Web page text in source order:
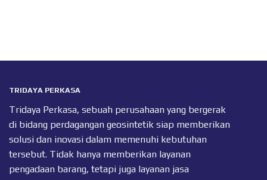
TRIDAYA PERKASA
Tridaya Perkasa, sebuah perusahaan yang bergerak
di bidang perdagangan geosintetik siap memberikan
solusi dan inovasi dalam memenuhi kebutuhan
tersebut. Tidak hanya memberikan layanan
pengadaan barang, tetapi juga layanan jasa